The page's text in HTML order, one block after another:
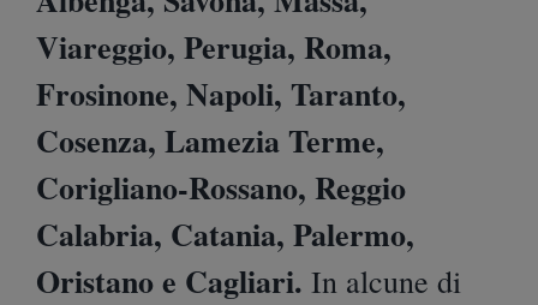
Viareggio, Perugia, Roma,
Frosinone, Napoli, Taranto,
Cosenza, Lamezia Terme,
Corigliano-Rossano, Reggio
Calabria, Catania, Palermo,
Oristano e Cagliari. In alcune di